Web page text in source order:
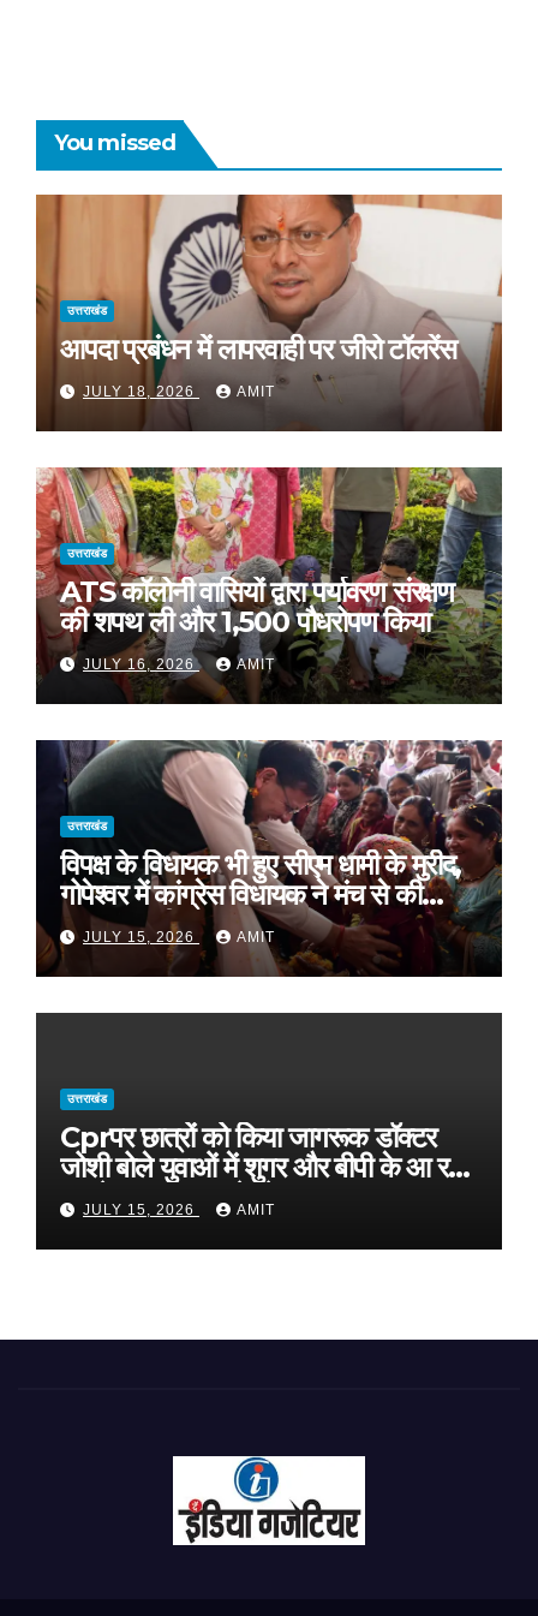
You missed
उत्तराखंड
आपदा प्रबंधन में लापरवाही पर जीरो टॉलरेंस
JULY 18, 2026 AMIT
उत्तराखंड
ATS कॉलोनी वासियों द्वारा पर्यावरण संरक्षण
की शपथ ली और 1,500 पौधरोपण किया
JULY 16, 2026 AMIT
उत्तराखंड
विपक्ष के विधायक भी हुए सीएम धामी के मुरीद,
गोपेश्वर में कांग्रेस विधायक ने मंच से की
खुलकर तारीफ*
JULY 15, 2026 AMIT
उत्तराखंड
Cprपर छात्रों को किया जागरूक डॉक्टर
जोशी बोले युवाओं में शुगर और बीपी के आ रहे
मामले, फास्ट फूड से रहे दूर
JULY 15, 2026 AMIT